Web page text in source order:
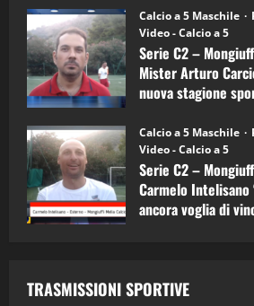
Calcio a 5 Maschile
Video - Calcio a 5
Serie C2 –
Mister Arturo
nuova stagione
Calcio a 5 Maschile
Video - Calcio a 5
Serie C2 –
Carmelo
ancora voglia di
TRASMISSIONI SPORTIVE
5
“SportEmpire” in
(Martedi 07 Aprile
08/04/2026
1
“SportEmpire” in
(Martedi 05 Maggio
08/05/2026
2 28/04/2026